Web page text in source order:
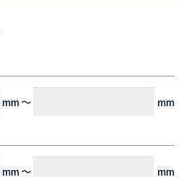
mm～ mm
mm～ mm